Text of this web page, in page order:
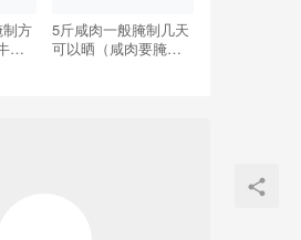
方
肉
5斤咸肉一般腌制几天
可以晒（咸肉要腌制